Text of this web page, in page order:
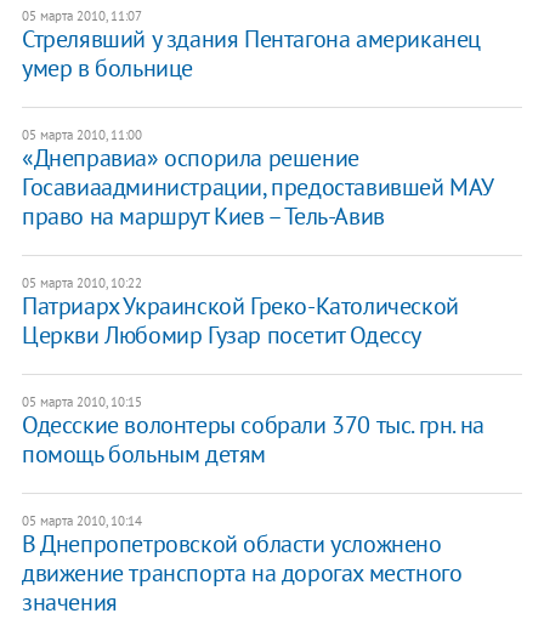
05 марта 2010, 11:07
Стрелявший у здания Пентагона американец
умер в больнице
05 марта 2010, 11:00
«Днеправиа» оспорила решение
Госавиаадминистрации, предоставившей МАУ
право на маршрут Киев – Тель-Авив
05 марта 2010, 10:22
Патриарх Украинской Греко-Католической
Церкви Любомир Гузар посетит Одессу
05 марта 2010, 10:15
Одесские волонтеры собрали 370 тыс. грн. на
помощь больным детям
05 марта 2010, 10:14
В Днепропетровской области усложнено
движение транспорта на дорогах местного
значения